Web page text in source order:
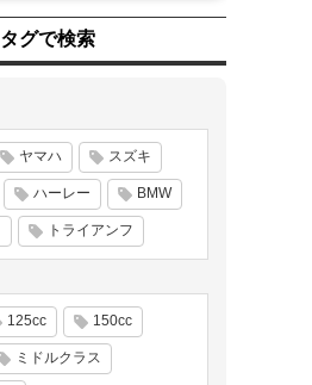
タグで検索
ヤマハ スズキ
ハーレー BMW
トライアンフ
125cc 150cc
ミドルクラス